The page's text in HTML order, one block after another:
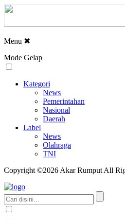
Menu ✖
Mode Gelap
Kategori
News
Pemerintahan
Nasional
Daerah
Label
News
Olahraga
TNI
Copyright ©2026 Akar Rumput All